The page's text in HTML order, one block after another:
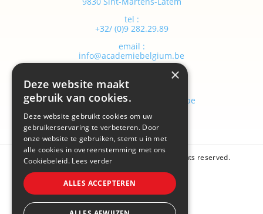
tel :
+32/ (0)9 282.29.89
email :
info@academiebelgium.be
webmaster :
vandenhaute.johann@skynet.be
Copyright © 2026 Academie Belgium. All rights reserved.
Cookie policy
×
Deze website maakt
gebruik van cookies.
Deze website gebruikt cookies om uw
gebruikerservaring te verbeteren. Door
onze website te gebruiken, stemt u in met
alle cookies in overeenstemming met ons
Cookiebeleid. Lees verder
ALLES ACCEPTEREN